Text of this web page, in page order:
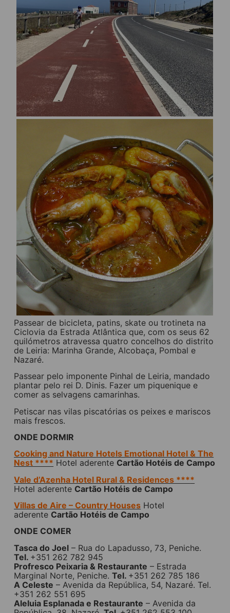
Passear de bicicleta, patins, skate ou trotineta na
Ciclovia da Estrada Atlântica que, com os seus 62
quilómetros atravessa quatro concelhos do distrito
de Leiria: Marinha Grande, Alcobaça, Pombal e
Nazaré.
Passear pelo imponente Pinhal de Leiria, mandado
plantar pelo rei D. Dinis. Fazer um piquenique e
comer as selvagens camarinhas.
Petiscar nas vilas piscatórias os peixes e mariscos
mais frescos.
ONDE DORMIR
Cooking and Nature Hotels Emotional Hotel & The
Nest **** Hotel aderente Cartão Hotéis de Campo
Vale d’Azenha Hotel Rural & Residences ****
Hotel aderente Cartão Hotéis de Campo
Villas de Aire – Country Houses Hotel
aderente Cartão Hotéis de Campo
ONDE COMER
Tasca do Joel – Rua do Lapadusso, 73, Peniche.
Tel. +351 262 782 945
Profresco Peixaria & Restaurante – Estrada
Marginal Norte, Peniche.Tel. +351 262 785 186
A Celeste – Avenida da República, 54, Nazaré. Tel.
+351 262 551 695
Aleluia Esplanada e Restaurante – Avenida da